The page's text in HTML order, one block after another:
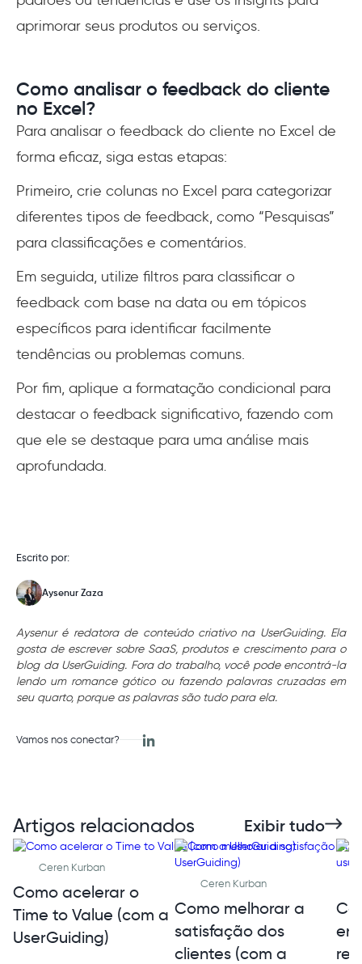
aprimorar seus produtos ou serviços.
Como analisar o feedback do cliente
no Excel?
Para analisar o feedback do cliente no Excel de
forma eficaz, siga estas etapas:
Primeiro, crie colunas no Excel para categorizar
diferentes tipos de feedback, como “Pesquisas”
para classificações e comentários.
Em seguida, utilize filtros para classificar o
feedback com base na data ou em tópicos
específicos para identificar facilmente
tendências ou problemas comuns.
Por fim, aplique a formatação condicional para
destacar o feedback significativo, fazendo com
que ele se destaque para uma análise mais
aprofundada.
Escrito por:
Aysenur Zaza
Aysenur é redatora de conteúdo criativo na UserGuiding. Ela
gosta de escrever sobre SaaS, produtos e crescimento para o
blog da UserGuiding. Fora do trabalho, você pode encontrá-la
lendo um romance gótico ou fazendo palavras cruzadas em
seu quarto, porque as palavras são tudo para ela.
Vamos nos conectar?
Artigos relacionados Exibir tudo
Ceren Kurban
Como acelerar o
Time to Value (com a
UserGuiding)
Ceren Kurban
Como melhorar a
satisfação dos
clientes (com a